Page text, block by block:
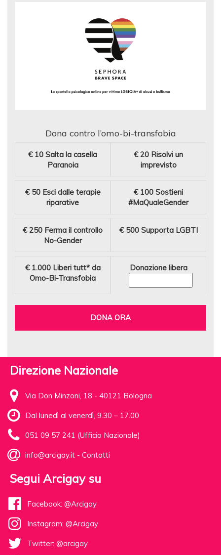
Dona contro l’omo-bi-transfobia
€ 10 Salta la casella
Paranoia
€ 20 Risolvi un
imprevisto
€ 50 Esci dalle terapie
riparative
€ 100 Sostieni
#MaQualeGender
€ 250 Ferma il controllo
No-Gender
€ 500 Supporta LGBTI
€ 1.000 Liberi tutt* da
Omo-Bi-Transfobia
Donazione libera
DONA ORA
Direzione Nazionale
Via Don Minzoni, 18 - 40121 Bologna
Dal lunedì al venerdì, 9.30 – 17.00
051 09 57 241 (Ufficio Nazionale)
info@arcigay.it - Contatti
Segui Arcigay su
Facebook: @Arcigay
Instagram: @Arcigay
Twitter: @arcigay